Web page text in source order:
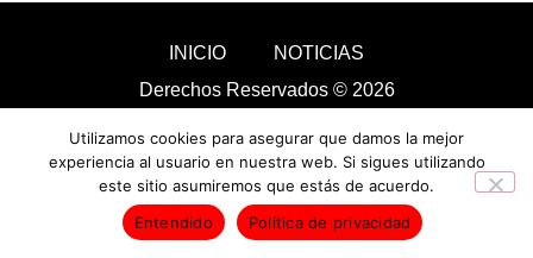
INICIO
NOTICIAS
Derechos Reservados © 2026
Utilizamos cookies para asegurar que damos la mejor
experiencia al usuario en nuestra web. Si sigues utilizando
este sitio asumiremos que estás de acuerdo.
Entendido
Política de privacidad